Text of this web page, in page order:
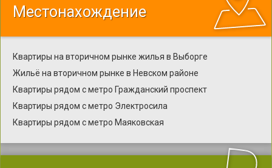
Местонахождение
Квартиры на вторичном рынке жилья в Выборге
Жильё на вторичном рынке в Невском районе
Квартиры рядом с метро Гражданский проспект
Квартиры рядом с метро Электросила
Квартиры рядом с метро Маяковская